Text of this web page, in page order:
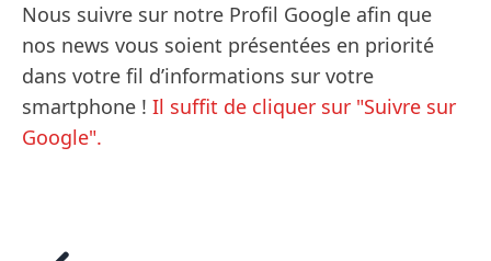
Nous suivre sur notre Profil Google afin que
nos news vous soient présentées en priorité
dans votre fil d’informations sur votre
smartphone ! Il suffit de cliquer sur "Suivre sur
Google".